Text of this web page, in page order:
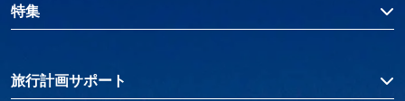
特集
旅行計画サポート